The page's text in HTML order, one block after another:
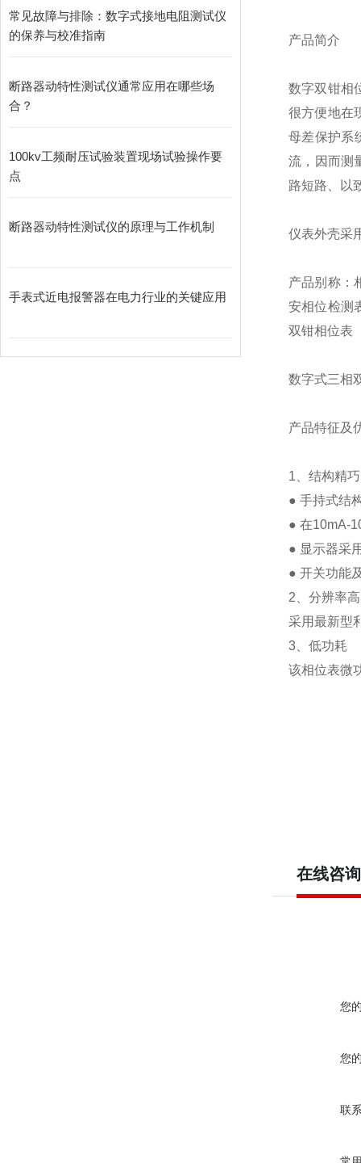
常见故障与排除：数字式接地电阻测试仪
的保养与校准指南
断路器动特性测试仪通常应用在哪些场
合？
100kv工频耐压试验装置现场试验操作要
点
断路器动特性测试仪的原理与工作机制
手表式近电报警器在电力行业的关键应用
产品简介
数字双钳相
很方便地在
母差保护系
流，因而测
路短路、以
仪表外壳采
产品别称：
安相位检测
双钳相位表
数字式三相
产品特征及
1、结构精
● 手持式结
● 在10mA-
● 显示器采
● 开关功能
2、分辨率高
采用最新型
3、低功耗
该相位表微
在线咨询
您
您
联